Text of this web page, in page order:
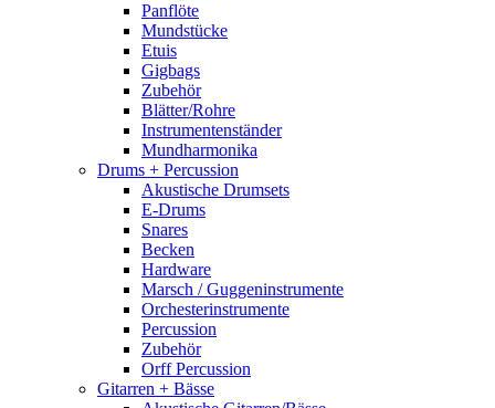
Panflöte
Mundstücke
Etuis
Gigbags
Zubehör
Blätter/Rohre
Instrumentenständer
Mundharmonika
Drums + Percussion
Akustische Drumsets
E-Drums
Snares
Becken
Hardware
Marsch / Guggeninstrumente
Orchesterinstrumente
Percussion
Zubehör
Orff Percussion
Gitarren + Bässe